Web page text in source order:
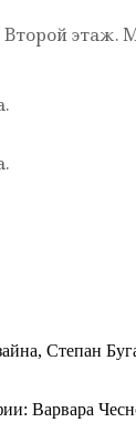
Второй этаж.
, Степан
Варвара